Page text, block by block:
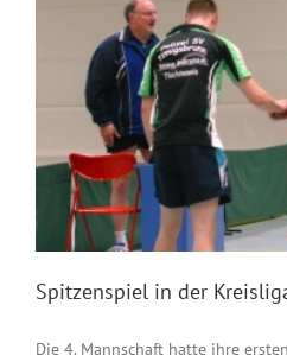
Spitzenspiel in der
Die 4. Mannschaft hatte ihre